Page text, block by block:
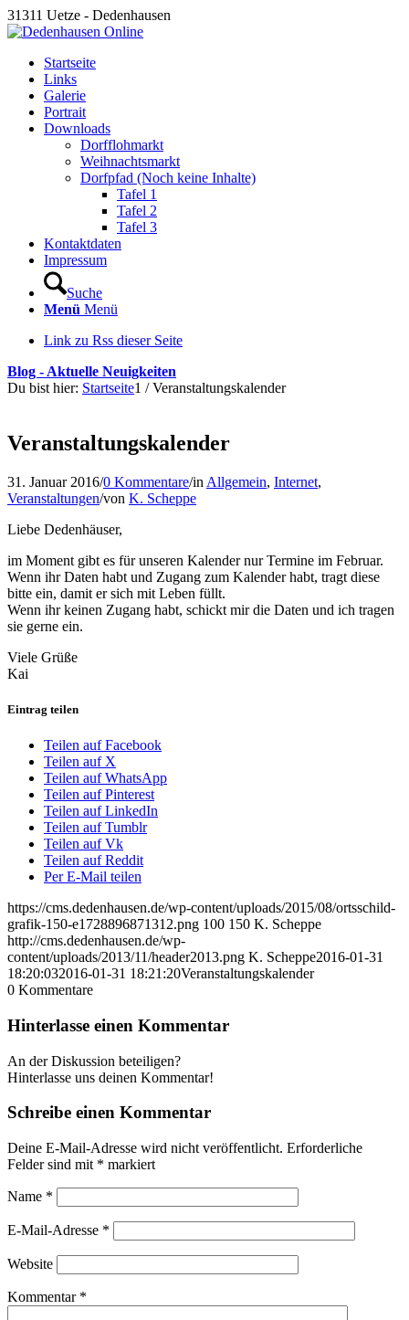
31311 Uetze - Dedenhausen
Startseite
Links
Galerie
Portrait
Downloads
Dorfflohmarkt
Weihnachtsmarkt
Dorfpfad (Noch keine Inhalte)
Tafel 1
Tafel 2
Tafel 3
Kontaktdaten
Impressum
Suche
Menü Menü
Link zu Rss dieser Seite
Blog - Aktuelle Neuigkeiten
Du bist hier: Startseite1 / Veranstaltungskalender
Veranstaltungskalender
31. Januar 2016/0 Kommentare/in Allgemein, Internet,
Veranstaltungen/von K. Scheppe
Liebe Dedenhäuser,
im Moment gibt es für unseren Kalender nur Termine im Februar.
Wenn ihr Daten habt und Zugang zum Kalender habt, tragt diese
bitte ein, damit er sich mit Leben füllt.
Wenn ihr keinen Zugang habt, schickt mir die Daten und ich tragen
sie gerne ein.
Viele Grüße
Kai
Eintrag teilen
Teilen auf Facebook
Teilen auf X
Teilen auf WhatsApp
Teilen auf Pinterest
Teilen auf LinkedIn
Teilen auf Tumblr
Teilen auf Vk
Teilen auf Reddit
Per E-Mail teilen
https://cms.dedenhausen.de/wp-content/uploads/2015/08/ortsschild-
grafik-150-e1728896871312.png 100 150 K. Scheppe
http://cms.dedenhausen.de/wp-
content/uploads/2013/11/header2013.png K. Scheppe2016-01-31
18:20:032016-01-31 18:21:20Veranstaltungskalender
0 Kommentare
Hinterlasse einen Kommentar
An der Diskussion beteiligen?
Hinterlasse uns deinen Kommentar!
Schreibe einen Kommentar
Deine E-Mail-Adresse wird nicht veröffentlicht. Erforderliche
Felder sind mit * markiert
Name *
E-Mail-Adresse *
Website
Kommentar *